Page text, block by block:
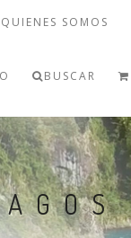
QUIENES SOMOS
BUSCAR